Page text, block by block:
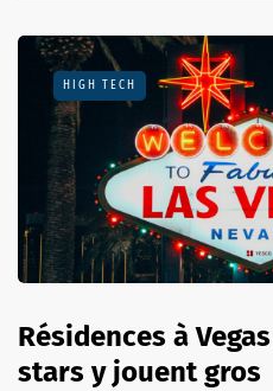
HIGH TECH
Résidences à
stars y jouent gros